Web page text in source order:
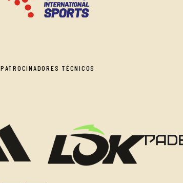
PATROCINADORES TÉCNICOS